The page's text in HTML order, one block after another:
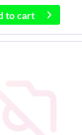
tocart